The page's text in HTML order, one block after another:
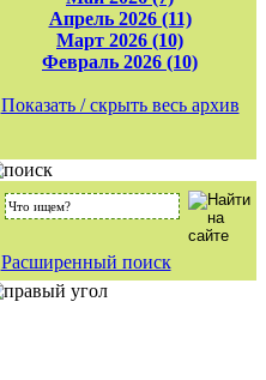
Апрель 2026 (11)
Март 2026 (10)
Февраль 2026 (10)
Показать / скрыть весь архив
Расширенный поиск